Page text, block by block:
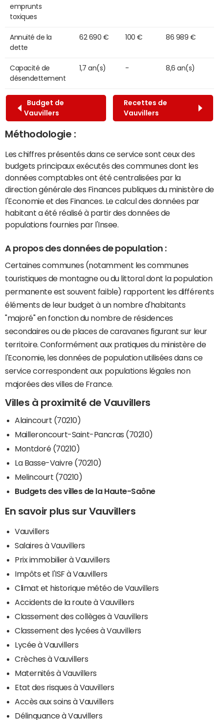
emprunts
toxiques
Annuité de la
dette
62 690 € 100 € 86 989 €
Capacité de
désendettement
1,7 an(s) - 8,6 an(s)
Budget de
Vauvillers
Recettes de
Vauvillers
Méthodologie :
Les chiffres présentés dans ce service sont ceux des
budgets principaux exécutés des communes dont les
données comptables ont été centralisées par la
direction générale des Finances publiques du ministère de
l'Economie et des Finances. Le calcul des données par
habitant a été réalisé à partir des données de
populations fournies par l'Insee.
A propos des données de population :
Certaines communes (notamment les communes
touristiques de montagne ou du littoral dont la population
permanente est souvent faible) rapportent les différents
éléments de leur budget à un nombre d'habitants
"majoré" en fonction du nombre de résidences
secondaires ou de places de caravanes figurant sur leur
territoire. Conformément aux pratiques du ministère de
l'Economie, les données de population utilisées dans ce
service correspondent aux populations légales non
majorées des villes de France.
Villes à proximité de Vauvillers
Alaincourt (70210)
Mailleroncourt-Saint-Pancras (70210)
Montdoré (70210)
La Basse-Vaivre (70210)
Melincourt (70210)
Budgets des villes de la Haute-Saône
En savoir plus sur Vauvillers
Vauvillers
Salaires à Vauvillers
Prix immobilier à Vauvillers
Impôts et l'ISF à Vauvillers
Climat et historique météo de Vauvillers
Accidents de la route à Vauvillers
Classement des collèges à Vauvillers
Classement des lycées à Vauvillers
Lycée à Vauvillers
Crèches à Vauvillers
Maternités à Vauvillers
Etat des risques à Vauvillers
Accès aux soins à Vauvillers
Délinquance à Vauvillers